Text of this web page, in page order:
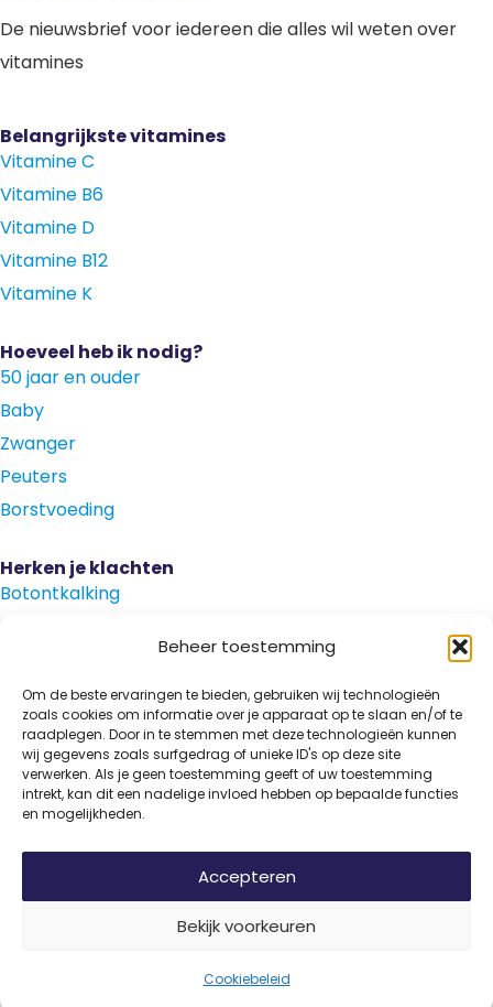
Beheer toestemming
Om de beste ervaringen te bieden, gebruiken wij technologieën
zoals cookies om informatie over je apparaat op te slaan en/of te
raadplegen. Door in te stemmen met deze technologieën kunnen
wij gegevens zoals surfgedrag of unieke ID's op deze site
verwerken. Als je geen toestemming geeft of uw toestemming
intrekt, kan dit een nadelige invloed hebben op bepaalde functies
en mogelijkheden.
Accepteren
Bekijk voorkeuren
Cookiebeleid
De nieuwsbrief voor iedereen die alles wil weten over
vitamines
Belangrijkste vitamines
Vitamine C
Vitamine B6
Vitamine D
Vitamine B12
Vitamine K
Hoeveel heb ik nodig?
50 jaar en ouder
Baby
Zwanger
Peuters
Borstvoeding
Herken je klachten
Botontkalking
Diabetes type 2
Haaruitval
Overgangsklachten
DisclaimerPrivacyAlgemene voorwaarden